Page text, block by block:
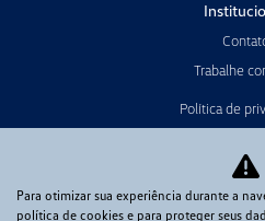
Trabalhe
Política de
LGPD
Código de Ética
Para otimizar sua experiência durante a
política de cookies e para proteger seus